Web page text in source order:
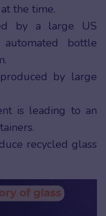
the time.
by a large US
bottle
by large
is leading to an
recycled glass